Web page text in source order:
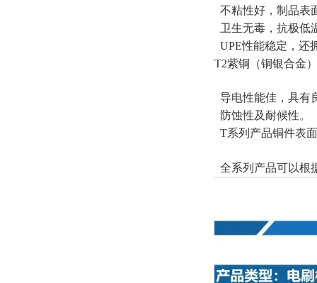
不粘性好，制品表
卫生无毒，抗极低
UPE性能稳定，还
T2紫铜（铜银合金
导电性能佳，具有
防蚀性及耐候性。
T系列产品铜件表
全系列产品可以根